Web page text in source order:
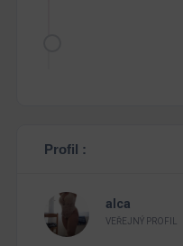
Profil :
alca
VEŘEJNÝ PROFIL